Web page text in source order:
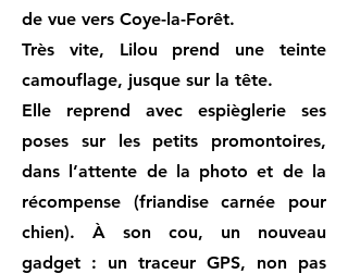
de vue vers Coye-la-Forêt.
Très vite, Lilou prend une teinte
camouflage, jusque sur la tête.
Elle reprend avec espièglerie ses
poses sur les petits promontoires,
dans l’attente de la photo et de la
récompense (friandise carnée pour
chien). À son cou, un nouveau
gadget : un traceur GPS, non pas